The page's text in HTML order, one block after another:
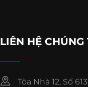
LIÊN HỆ CHÚNG
Tòa Nhà 12, Số